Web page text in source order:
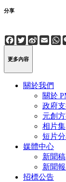
分享
Facebook
Twitter
Sina
Weibo
更多內容
關於我們
關於
政府
元創
相片集
短片
媒體中心
新聞稿
新聞
招標公告